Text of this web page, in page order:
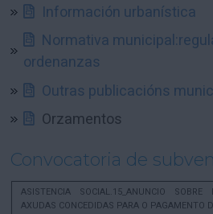
Información urbanística
Normativa
ordenanzas
Outras publicacións
Orzamentos
Convocatoria de
ASISTENCIA SOCIAL.15_ANUNCIO
AXUDAS CONCEDIDAS PARA O PAGAMENTO